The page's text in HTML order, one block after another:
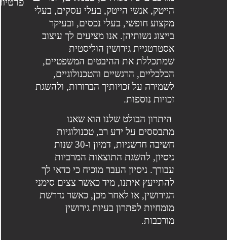
הייטק, אנשי הייטק, בעלי עסקים, בעלי
מקצוע חופשי, בעלי נכסים, ובעיקר
בייצוג נשותיהן. אנו מציעים לך עיצוב
אסטרטגיית גירושין הוליסטית
שמתכללת את ההיבטים המשפטיים,
הכלכליים, הרגשיים והטכנולוגיים,
לשמירה על זכויותיך הברורות, ולהשגת
זכויות נוספות.
היתרון הבולט שלנו הוא שאנו
מתבססים על ידע רב, טכנולוגיות
חשיבה חדשניות, דמיון ו-30 שנות
ניסיון, להשגת התוצאות המרביות
עבורך. ניסיון העבר מוכיח כי כדאי לך
להתייעץ איתנו, מיד כאשר צצים סימני
הגירושין, או לאחר מכן, כאשר נדרשת
מומחיות לפתרון בעיות גירושין
מורכבות.